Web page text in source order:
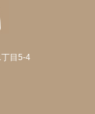
目5-4